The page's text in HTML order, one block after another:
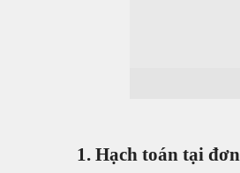
1. Hạch toán tại